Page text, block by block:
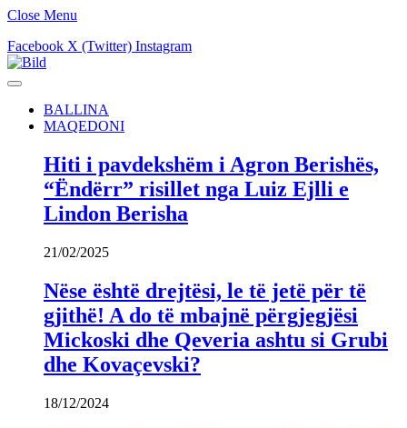
Close Menu
Facebook X (Twitter) Instagram
BALLINA
MAQEDONI
Hiti i pavdekshëm i Agron Berishës,
“Ëndërr” risillet nga Luiz Ejlli e
Lindon Berisha
21/02/2025
Nëse është drejtësi, le të jetë për të
gjithë! A do të mbajnë përgjegjësi
Mickoski dhe Qeveria ashtu si Grubi
dhe Kovaçevski?
18/12/2024